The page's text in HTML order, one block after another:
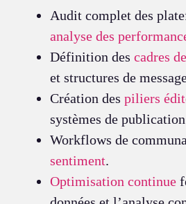
Audit complet des
analyse des
Définition des cadres
et structures de
Création des piliers
systèmes de
Workflows de
sentiment.
Optimisation continue